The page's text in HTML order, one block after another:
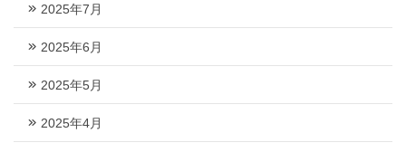
2025年7月
2025年6月
2025年5月
2025年4月